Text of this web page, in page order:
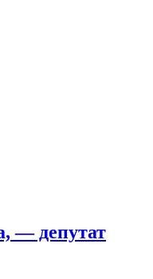
— депутат